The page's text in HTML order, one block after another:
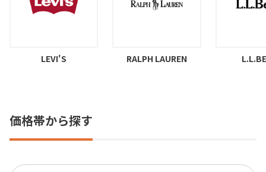
LEVI'S RALPH LAUREN
価格帯から探す